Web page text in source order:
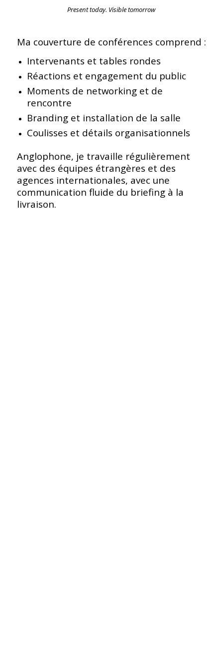
Present today. Visible tomorrow
Ma couverture de conférences comprend :
Intervenants et tables rondes
Réactions et engagement du public
Moments de networking et de
rencontre
Branding et installation de la salle
Coulisses et détails organisationnels
Anglophone, je travaille régulièrement
avec des équipes étrangères et des
agences internationales, avec une
communication fluide du briefing à la
livraison.